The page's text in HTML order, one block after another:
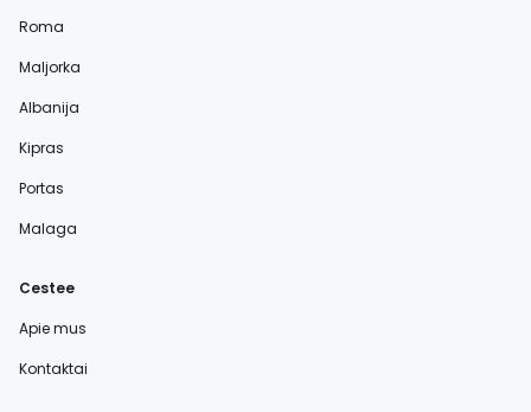
Roma
Maljorka
Albanija
Kipras
Portas
Malaga
Cestee
Apie mus
Kontaktai